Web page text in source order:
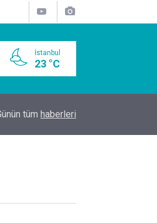
İstanbul
23 °C
Hayır Lokması Dağıtımının
tüm haberleri